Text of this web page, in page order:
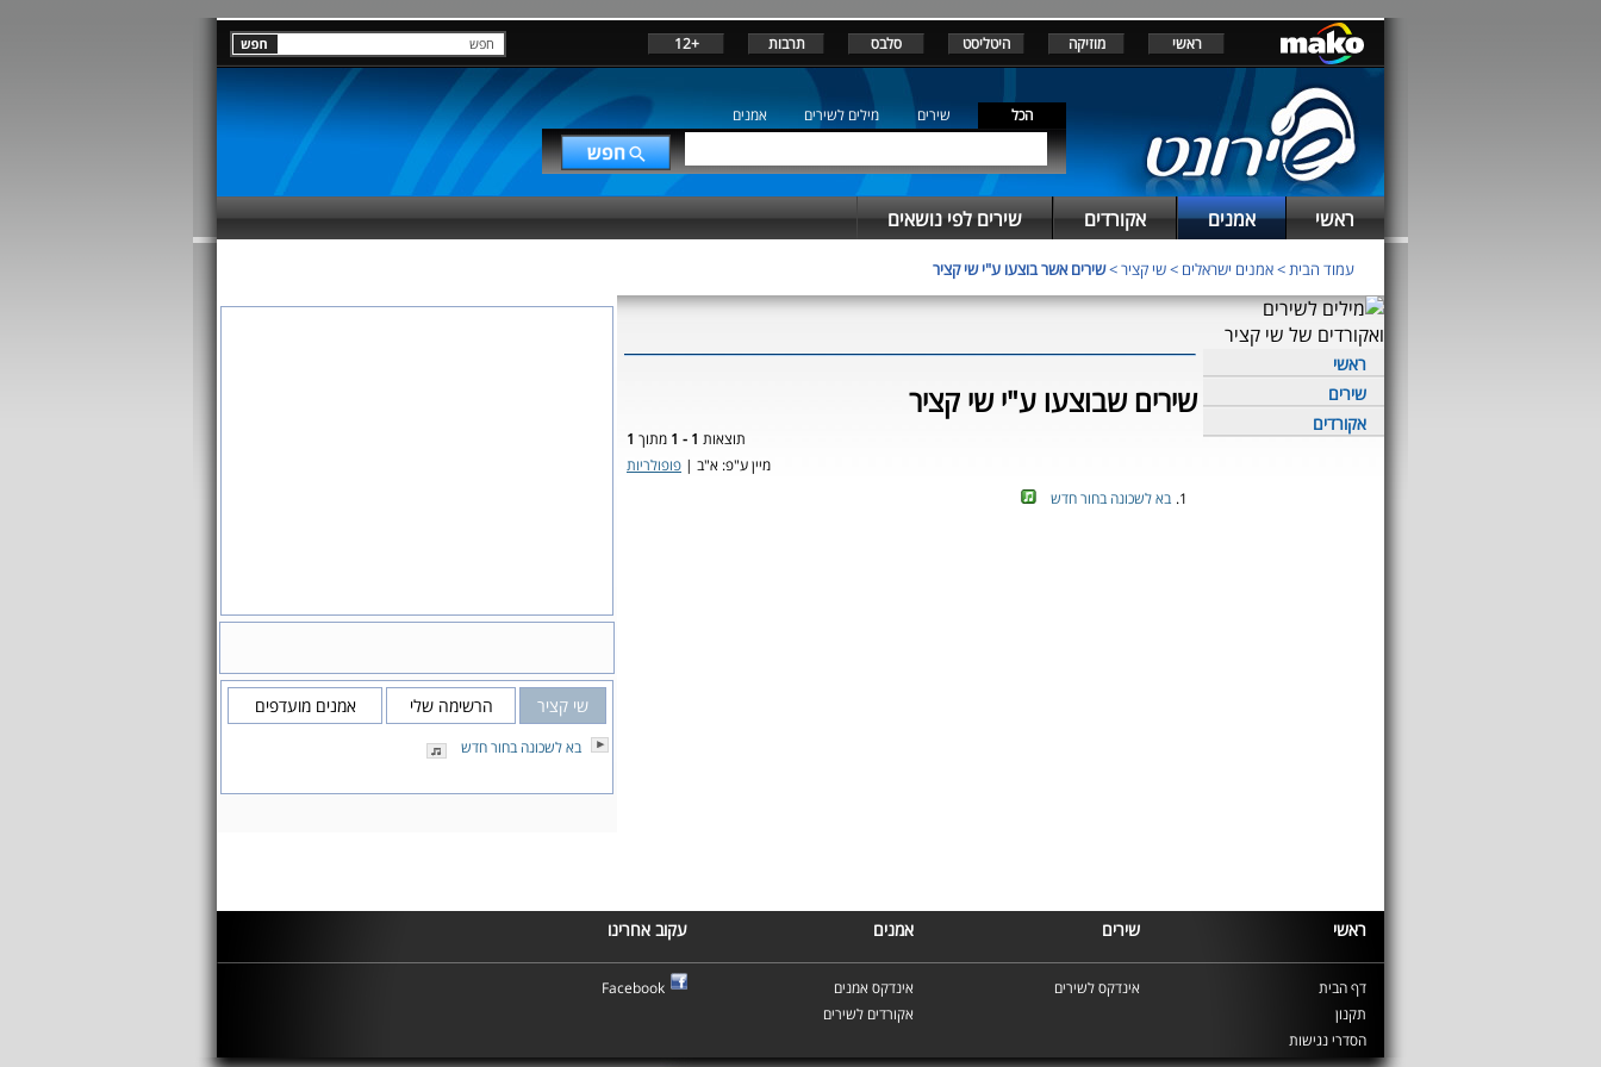
ראשי מוזיקה היטליסט סלבס תרבות +12
הכל שירים מילים לשירים אמנים
ראשי אמנים אקורדים שירים לפי נושאים
עמוד הבית>אמנים ישראלים >שי קציר>שירים אשר בוצעו ע"י שי קציר
ראשי
שירים
אקורדים
שירים שבוצעו ע"י שי קציר
תוצאות 1 - 1 מתוך 1
מיין ע"פ: א"ב | פופולריות
1. בא לשכונה בחור חדש
שי קציר הרשימה שלי אמנים מועדפים
בא לשכונה בחור חדש
ראשי שירים אמנים עקוב אחרינו
דף הבית
תקנון
הסדרי נגישות
אינדקס לשירים
אינדקס אמנים
אקורדים לשירים
Facebook